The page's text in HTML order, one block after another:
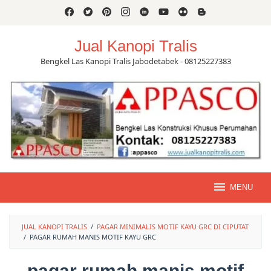
Jual Kanopi Tralis
Bengkel Las Kanopi Tralis Jabodetabek - 08125227383
MENU
JUAL KANOPI TRALIS / PAGAR MINIMALIS MOTIF KAYU GRC DI CIPUTAT
/ PAGAR RUMAH MANIS MOTIF KAYU GRC